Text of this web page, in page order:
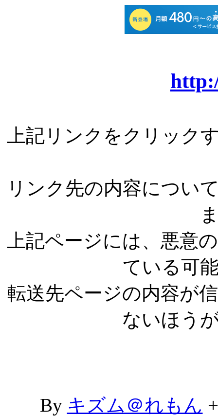
上記リンクをクリック
リンク先の内容につい
上記ページには、悪意
ている可
転送先ページの内容が
ないほう
By キズム＠れもん